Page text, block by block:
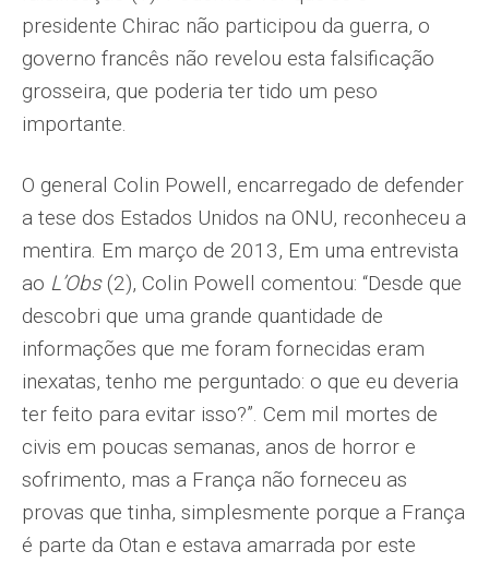
presidente Chirac não participou da guerra, o
governo francês não revelou esta falsificação
grosseira, que poderia ter tido um peso
importante.
O general Colin Powell, encarregado de defender
a tese dos Estados Unidos na ONU, reconheceu a
mentira. Em março de 2013, Em uma entrevista
ao L’Obs(2), Colin Powell comentou: “Desde que
descobri que uma grande quantidade de
informações que me foram fornecidas eram
inexatas, tenho me perguntado: o que eu deveria
ter feito para evitar isso?”. Cem mil mortes de
civis em poucas semanas, anos de horror e
sofrimento, mas a França não forneceu as
provas que tinha, simplesmente porque a França
é parte da Otan e estava amarrada por este